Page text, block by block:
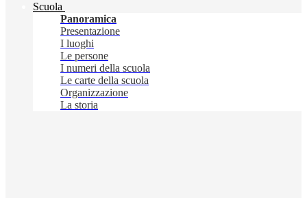
Scuola
Panoramica
Presentazione
I luoghi
Le persone
I numeri della scuola
Le carte della scuola
Organizzazione
La storia